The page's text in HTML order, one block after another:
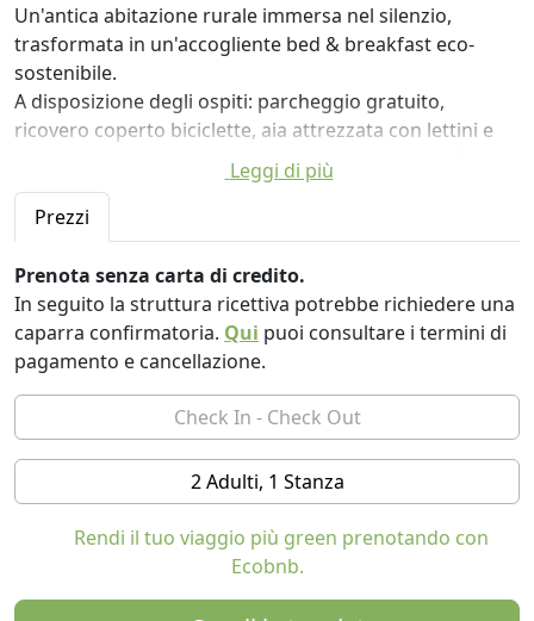
Un'antica abitazione rurale immersa nel silenzio,
trasformata in un'accogliente bed & breakfast eco-
sostenibile.
A disposizione degli ospiti: parcheggio gratuito,
ricovero coperto biciclette, aia attrezzata con lettini e
poltrone, prima colazione biologica e a km zero. Su
richiesta, Colazione del pastore e Colazione del
contadino.
Il bed & breakfast accoglie i vostri amici a quattro
zampe, previo accordo con i proprietari al momento
della prenotazione.
Ci piace l'idea di condividere questi luoghi con chi
desidera la tranquillità e la gioia delle cose semplici, con
alla natura e alle stagioni. Giovanna e Roberto vi danno
il benvenuto!
Benvenuti al nostro piccolo mondo antico del Nido
Nido d’Ape B&B vi sta aspettando, arroccato sulla
collina con una splendida vista verso la vallata di
Leggi di più
Prezzi
Prenota senza carta di credito.
In seguito la struttura ricettiva potrebbe richiedere una
caparra confirmatoria. Qui puoi consultare i termini di
pagamento e cancellazione.
2 Adulti, 1 Stanza
Rendi il tuo viaggio più green prenotando con
Ecobnb.